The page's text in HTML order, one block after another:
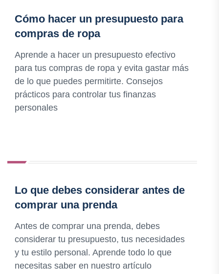
Cómo hacer un presupuesto para
compras de ropa
Aprende a hacer un presupuesto efectivo
para tus compras de ropa y evita gastar más
de lo que puedes permitirte. Consejos
prácticos para controlar tus finanzas
personales
Lo que debes considerar antes de
comprar una prenda
Antes de comprar una prenda, debes
considerar tu presupuesto, tus necesidades
y tu estilo personal. Aprende todo lo que
necesitas saber en nuestro artículo